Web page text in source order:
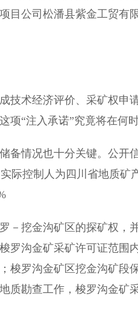
目公司松潘县紫金工贸有
技术经济评价、采矿权申
“注入承诺”究竟将在何时
备情况也十分关键。公开
际控制人为四川省地质矿
－挖金沟矿区的探矿权，
罗沟金矿采矿许可证范围
梭罗沟金矿区挖金沟矿段
质勘查工作，梭罗沟金矿